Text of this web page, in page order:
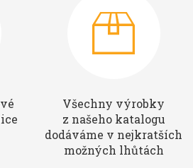
Všechny výrobky
z našeho katalogu
dodáváme v nejkratších
možných lhůtách